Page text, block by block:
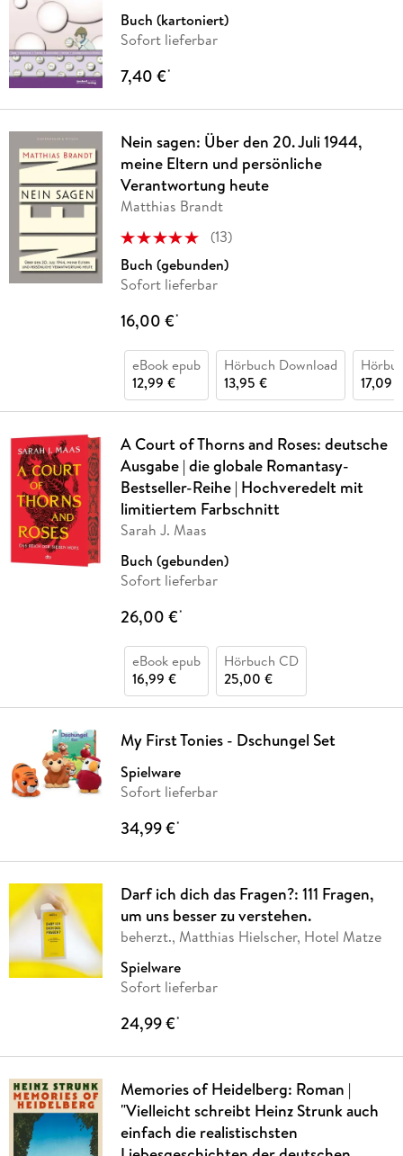
Buch (kartoniert)
Sofort lieferbar
7,40 €*
Nein sagen: Über den 20. Juli 1944,
meine Eltern und persönliche
Verantwortung heute
Matthias Brandt
(13)
Buch (gebunden)
Sofort lieferbar
16,00 €*
eBook epub
12,99 €
Hörbuch Download
13,95 €
17,09 €
A Court of Thorns and Roses: deutsche
Ausgabe | die globale Romantasy-
Bestseller-Reihe | Hochveredelt mit
limitiertem Farbschnitt
Sarah J. Maas
Buch (gebunden)
Sofort lieferbar
26,00 €*
eBook epub
16,99 €
Hörbuch CD
25,00 €
My First Tonies - Dschungel Set
Spielware
Sofort lieferbar
34,99 €*
Darf ich dich das Fragen?: 111 Fragen,
um uns besser zu verstehen.
beherzt., Matthias Hielscher, Hotel Matze
Spielware
Sofort lieferbar
24,99 €*
Memories of Heidelberg: Roman |
"Vielleicht schreibt Heinz Strunk auch
einfach die realistischsten